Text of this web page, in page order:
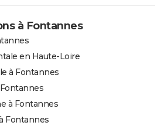
à Fontannes
en Haute-Loire
à Fontannes
à Fontannes
Fontannes